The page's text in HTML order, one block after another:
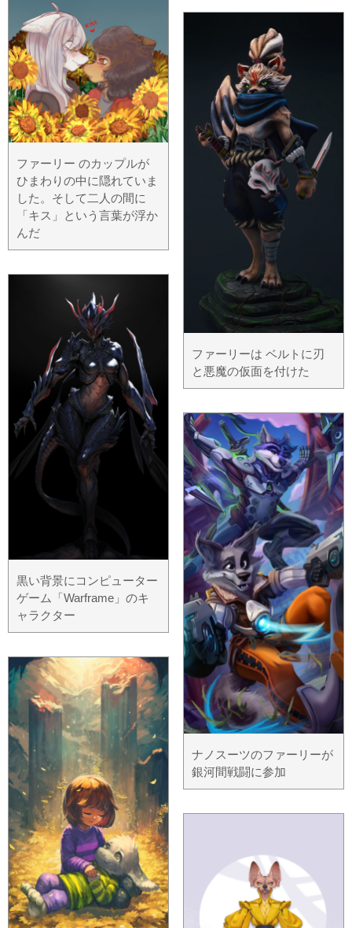
ファーリー のカップルが
ひまわりの中に隠れていま
した。そして二人の間に
「キス」という言葉が浮か
んだ
黒い背景にコンピューター
ゲーム「Warframe」のキ
ャラクター
ファーリーは ベルトに刃
と悪魔の仮面を付けた
ナノスーツのファーリーが
銀河間戦闘に参加